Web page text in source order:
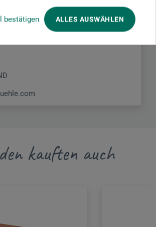
bestätigen ALLES AUSWÄHLEN
GmbH
kauften auch